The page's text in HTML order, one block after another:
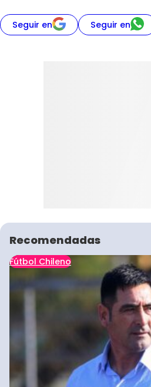
Seguir en Seguir en
Recomendadas
Fútbol Chileno